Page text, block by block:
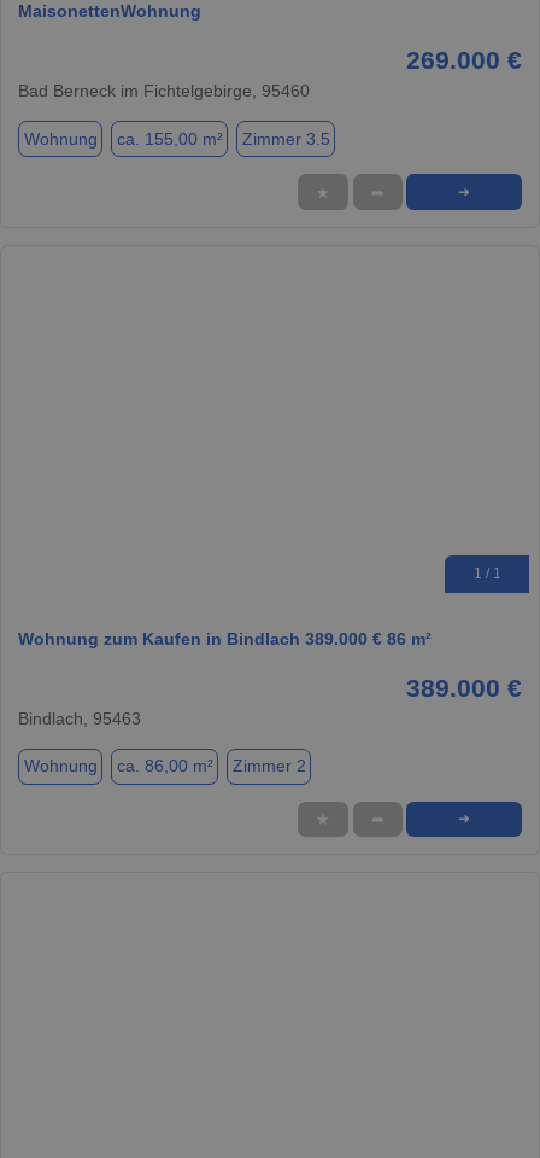
MaisonettenWohnung
269.000 €
Bad Berneck im Fichtelgebirge, 95460
Wohnung ca. 155,00 m² Zimmer 3.5
★ ➦ ➜
1 / 1
Wohnung zum Kaufen in Bindlach 389.000 € 86 m²
389.000 €
Bindlach, 95463
Wohnung ca. 86,00 m² Zimmer 2
★ ➦ ➜